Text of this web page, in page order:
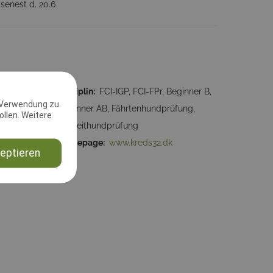
zu.
Weitere
d. 20.6
Disziplin: FCI-IGP, FCI-FPr, Beginner B,
Beginner AB, Fährtenhundprüfung,
Begleithundprüfung
Homepage: www.kreds32.dk